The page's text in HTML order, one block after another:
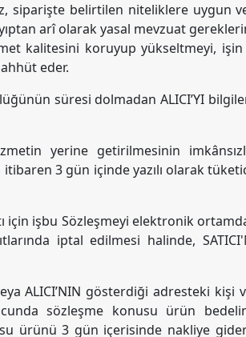
siparişte belirtilen niteliklere uygun
arî olarak yasal mevzuat
kalitesini koruyup yükseltmeyi,
eder.
süresi dolmadan ALICI’YI
yerine getirilmesinin
3 gün içinde yazılı olarak
için işbu Sözleşmeyi elektronik
iptal edilmesi halinde,
ALICI’NIN gösterdiği adresteki
sözleşme konusu ürün
ürünü 3 gün içerisinde nakliye gideri